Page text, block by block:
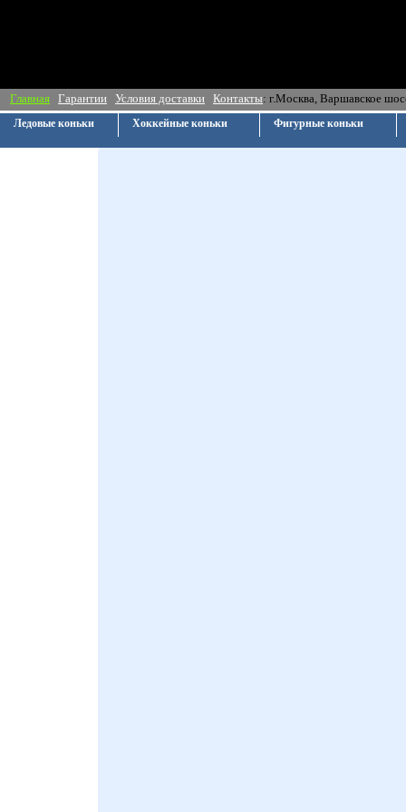
Главная Гарантии Условия доставки Контакты: г.Москва,
Ледовые коньки Хоккейные коньки Фигурные коньки